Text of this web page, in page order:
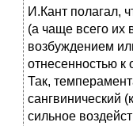
И.Кант полагал,
(а чаще всего их
возбуждением
отнесенностью к
Так,
сангвинический
сильное